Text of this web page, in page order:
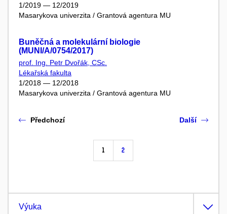
1/2019 — 12/2019
Masarykova univerzita / Grantová agentura MU
Buněčná a molekulární biologie
(MUNI/A/0754/2017)
prof. Ing. Petr Dvořák, CSc.
Lékařská fakulta
1/2018 — 12/2018
Masarykova univerzita / Grantová agentura MU
Předchozí
1 2
Další
Výuka